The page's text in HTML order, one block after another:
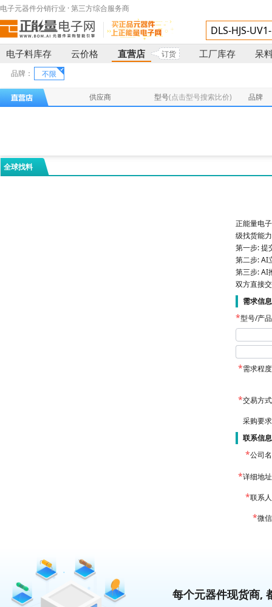
电子元器件分销行业 · 第三方综合服务商
电子料库存 云价格 直营店 订货 工厂库存 呆
品牌： 不限
供应商 型号(点击型号搜索比价) 品牌
全球找料
正能量电
级找货能
第一步: 提
第二步: AI
第三步: AI
双方直接
需求信息
型号/产
需求程
交易方
采购要
联系信息
公司
详细地
联系
微
每个元器件现货商,